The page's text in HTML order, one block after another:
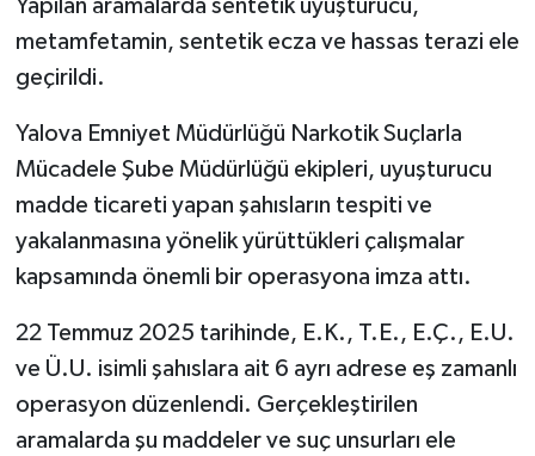
Yapılan aramalarda sentetik uyuşturucu,
metamfetamin, sentetik ecza ve hassas terazi ele
geçirildi.
Yalova Emniyet Müdürlüğü Narkotik Suçlarla
Mücadele Şube Müdürlüğü ekipleri, uyuşturucu
madde ticareti yapan şahısların tespiti ve
yakalanmasına yönelik yürüttükleri çalışmalar
kapsamında önemli bir operasyona imza attı.
22 Temmuz 2025 tarihinde, E.K., T.E., E.Ç., E.U.
ve Ü.U. isimli şahıslara ait 6 ayrı adrese eş zamanlı
operasyon düzenlendi. Gerçekleştirilen
aramalarda şu maddeler ve suç unsurları ele